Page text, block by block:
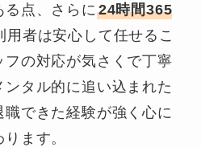
点、さらに 24時間365
用者は安心して任せるこ
フの対応が気さくで丁寧
タル的に追い込まれた
できた経験が強く心に
ます。